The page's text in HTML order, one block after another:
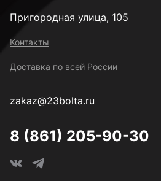
Пригородная улица, 105
Контакты
Доставка по всей России
zakaz@23bolta.ru
8 (861) 205-90-30